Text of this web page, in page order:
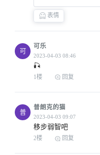
表情
可
可乐
🎣
1楼 回复
普
普朗克的猫
移步弱智吧
2楼 回复